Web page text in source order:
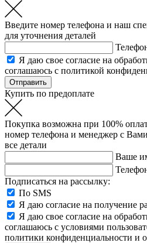
Введите номер телефона и наш
для уточнения деталей
Я даю свое согласие на
соглашаюсь с политикой
Купить по предоплате
Покупка возможна при 100%
номер телефона и менеджер с
все детали
Ваше
Подписаться на рассылку:
По SMS
Я даю согласие на получение
Я даю свое согласие на
соглашаюсь с условиями
политики конфиденциальности и